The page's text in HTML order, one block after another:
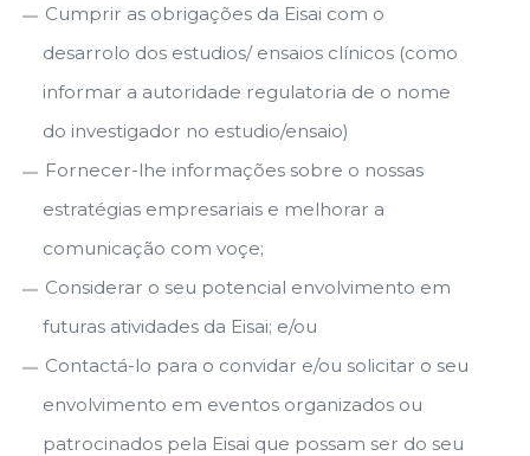
Cumprir as obrigações da Eisai com o
desarrolo dos estudios/ ensaios clínicos (como
informar a autoridade regulatoria de o nome
do investigador no estudio/ensaio)
Fornecer-lhe informações sobre o nossas
estratégias empresariais e melhorar a
comunicação com voçe;
Considerar o seu potencial envolvimento em
futuras atividades da Eisai; e/ou
Contactá-lo para o convidar e/ou solicitar o seu
envolvimento em eventos organizados ou
patrocinados pela Eisai que possam ser do seu